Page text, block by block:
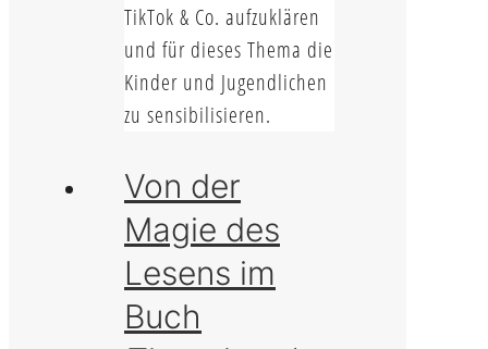
TikTok & Co. aufzuklären
und für dieses Thema die
Kinder und Jugendlichen
zu sensibilisieren.
Von der
Magie des
Lesens im
Buch